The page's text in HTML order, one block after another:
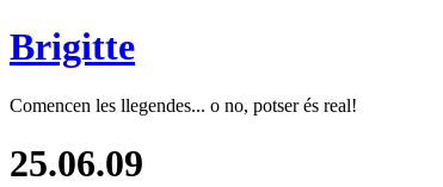
Brigitte
Comencen les llegendes... o no, potser és real!
25.06.09